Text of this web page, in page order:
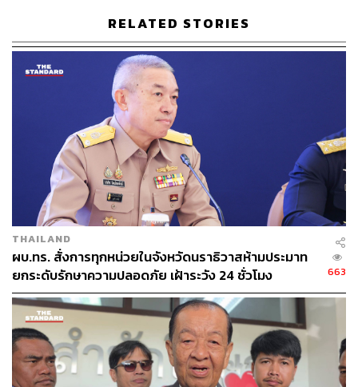
RELATED STORIES
THAILAND
ผบ.ทร. สั่งการทุกหน่วยในจังหวัดนราธิวาสห้ามประมาท
ยกระดับรักษาความปลอดภัย เฝ้าระวัง 24 ชั่วโมง
663